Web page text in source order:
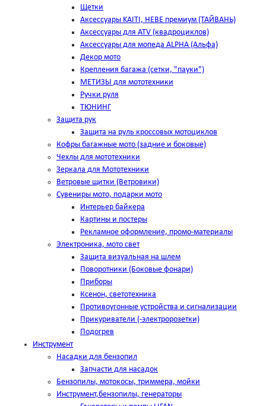
Щетки
Аксессуары KAITI, HEBE премиум (ТАЙВАНЬ)
Аксессуары для ATV (квадроциклов)
Аксессуары для мопеда ALPHA (Альфа)
Декор мото
Крепления багажа (сетки, "пауки")
МЕТИЗЫ для мототехники
Ручки руля
ТЮНИНГ
Защита рук
Защита на руль кроссовых мотоциклов
Кофры багажные мото (задние и боковые)
Чехлы для мототехники
Зеркала для Мототехники
Ветровые щитки (Ветровики)
Сувениры мото, подарки мото
Интерьер байкера
Картины и постеры
Рекламное оформление, промо-материалы
Электроника, мото свет
Защита визуальная на шлем
Поворотники (Боковые фонари)
Приборы
Ксенон, светотехника
Противоугонные устройства и сигнализации
Прикуриватели (-электророзетки)
Подогрев
Инструмент
Насадки для бензопил
Запчасти для насадок
Бензопилы, мотокосы, триммера, мойки
Инструмент,бензопилы, генераторы